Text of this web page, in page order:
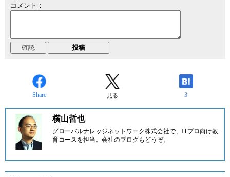
コメント：
Share 見る 3
横山哲也
グローバルナレッジネットワーク株式会社で、ITプロ向け教
育コースを担当。 会社のブログもどうぞ。